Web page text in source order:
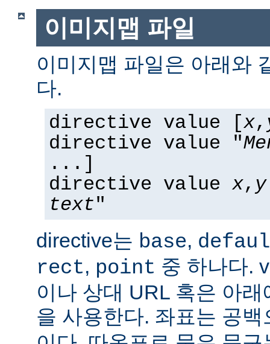
이미지맵 파일
이미지맵 파일은 아래와
다.
directive value [x,
directive value "
...]
directive value x, y
text"
directive는 base,
rect, point 중 하나다.
이나 상대 URL 혹은 아
을 사용한다. 좌표는 공